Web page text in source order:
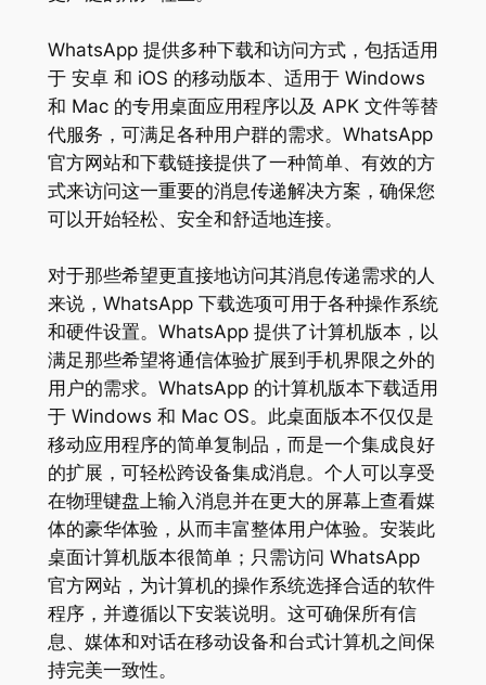
WhatsApp 提供多种下载和访问方式，包括适用
于 安卓 和 iOS 的移动版本、适用于 Windows
和 Mac 的专用桌面应用程序以及 APK 文件等替
代服务，可满足各种用户群的需求。WhatsApp
官方网站和下载链接提供了一种简单、有效的方
式来访问这一重要的消息传递解决方案，确保您
可以开始轻松、安全和舒适地连接。
对于那些希望更直接地访问其消息传递需求的人
来说，WhatsApp 下载选项可用于各种操作系统
和硬件设置。WhatsApp 提供了计算机版本，以
满足那些希望将通信体验扩展到手机界限之外的
用户的需求。WhatsApp 的计算机版本下载适用
于 Windows 和 Mac OS。此桌面版本不仅仅是
移动应用程序的简单复制品，而是一个集成良好
的扩展，可轻松跨设备集成消息。个人可以享受
在物理键盘上输入消息并在更大的屏幕上查看媒
体的豪华体验，从而丰富整体用户体验。安装此
桌面计算机版本很简单；只需访问 WhatsApp
官方网站，为计算机的操作系统选择合适的软件
程序，并遵循以下安装说明。这可确保所有信
息、媒体和对话在移动设备和台式计算机之间保
持完美一致性。